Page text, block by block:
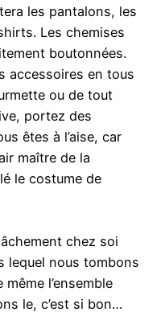
les pantalons, les
Les chemises
boutonnées.
accessoires en tous
ou de tout
portez des
êtes à l’aise, car
maître de la
le costume de
chez soi
lequel nous tombons
l’ensemble
le, c’est si bon…